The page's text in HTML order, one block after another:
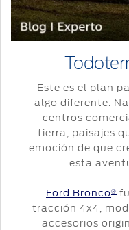
Este es el plan
algo diferente.
centros
tierra, paisajes
emoción de que
esta
Ford Bronco ®
tracción 4x4,
accesorios